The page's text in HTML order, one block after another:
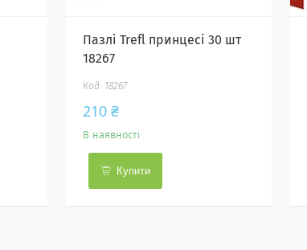
Пазлі Trefl принцесі 30 шт
18267
18267
210 ₴
В наявності
Купити